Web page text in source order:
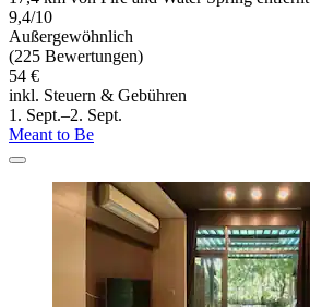
9,4/10
Außergewöhnlich
(225 Bewertungen)
54 €
inkl. Steuern & Gebühren
1. Sept.–2. Sept.
Meant to Be